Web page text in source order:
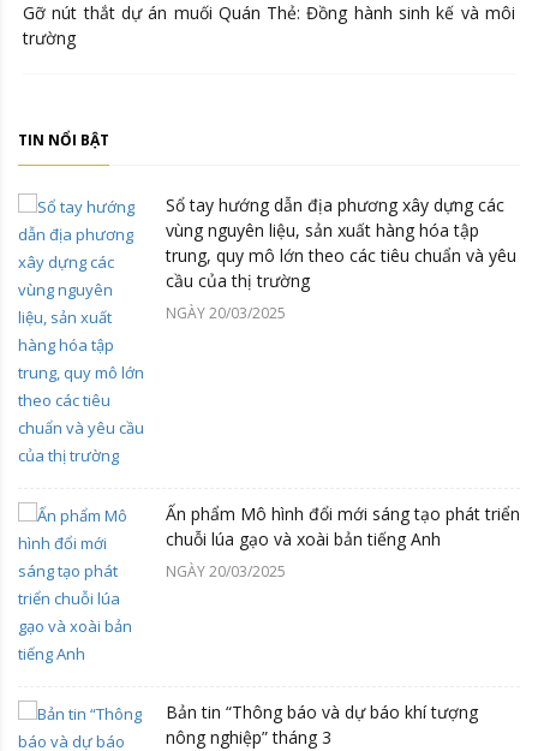
Gỡ nút thắt dự án muối Quán Thẻ: Đồng hành sinh kế và môi
trường
TIN NỔI BẬT
Sổ tay hướng dẫn địa phương xây dựng các
vùng nguyên liệu, sản xuất hàng hóa tập
trung, quy mô lớn theo các tiêu chuẩn và yêu
cầu của thị trường
NGÀY 20/03/2025
Ấn phẩm Mô hình đổi mới sáng tạo phát triển
chuỗi lúa gạo và xoài bản tiếng Anh
NGÀY 20/03/2025
Bản tin “Thông báo và dự báo khí tượng
nông nghiệp” tháng 3